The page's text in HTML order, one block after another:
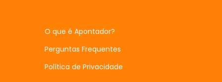
O que é Apontador?
Perguntas Frequentes
Política de Privacidade